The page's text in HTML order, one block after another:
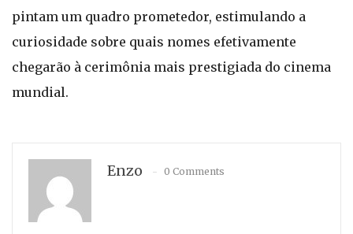
pintam um quadro prometedor, estimulando a
curiosidade sobre quais nomes efetivamente
chegarão à cerimônia mais prestigiada do cinema
mundial.
Enzo 0 Comments